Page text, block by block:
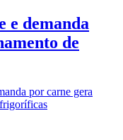
e demanda
de
por carne gera